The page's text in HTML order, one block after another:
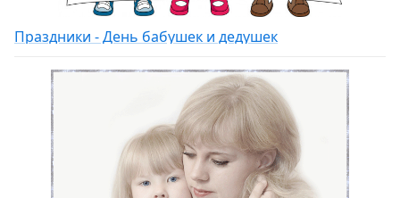
Праздники - День бабушек и дедушек